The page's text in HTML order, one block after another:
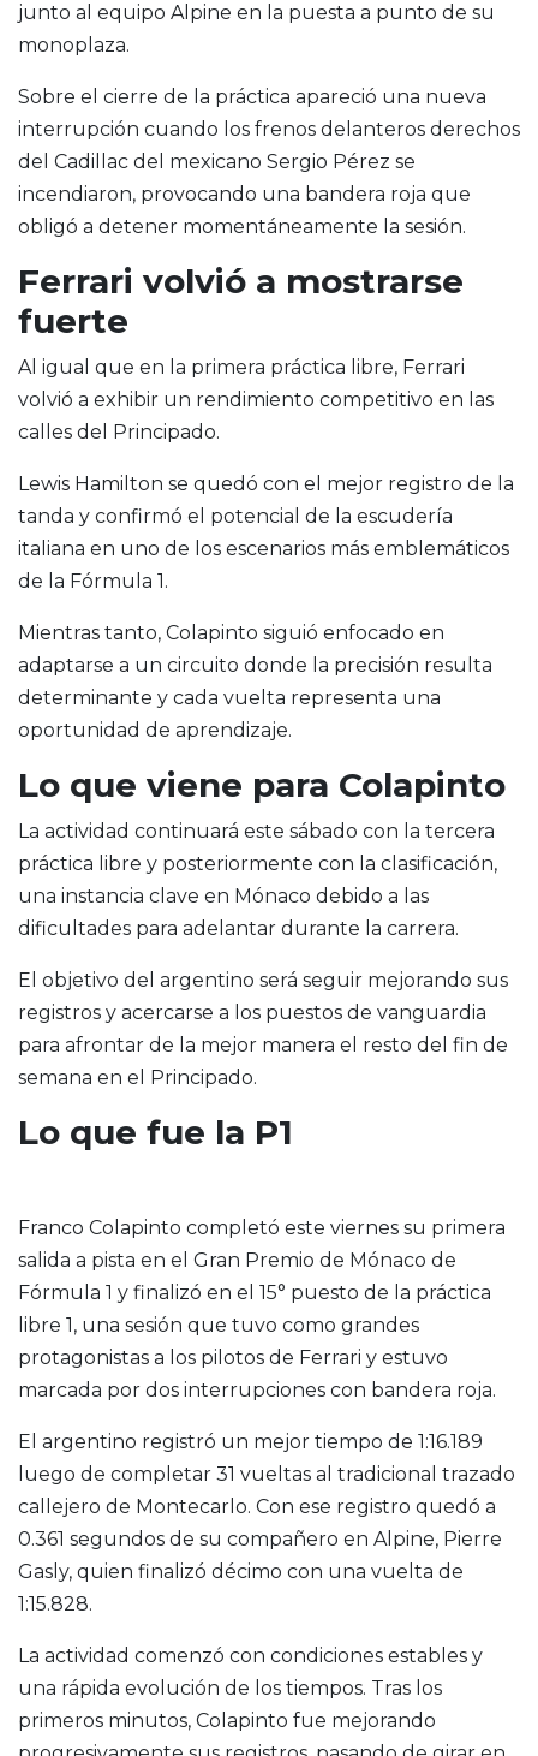
junto al equipo Alpine en la puesta a punto de su
monoplaza.
Sobre el cierre de la práctica apareció una nueva
interrupción cuando los frenos delanteros derechos
del Cadillac del mexicano Sergio Pérez se
incendiaron, provocando una bandera roja que
obligó a detener momentáneamente la sesión.
Ferrari volvió a mostrarse
fuerte
Al igual que en la primera práctica libre, Ferrari
volvió a exhibir un rendimiento competitivo en las
calles del Principado.
Lewis Hamilton se quedó con el mejor registro de la
tanda y confirmó el potencial de la escudería
italiana en uno de los escenarios más emblemáticos
de la Fórmula 1.
Mientras tanto, Colapinto siguió enfocado en
adaptarse a un circuito donde la precisión resulta
determinante y cada vuelta representa una
oportunidad de aprendizaje.
Lo que viene para Colapinto
La actividad continuará este sábado con la tercera
práctica libre y posteriormente con la clasificación,
una instancia clave en Mónaco debido a las
dificultades para adelantar durante la carrera.
El objetivo del argentino será seguir mejorando sus
registros y acercarse a los puestos de vanguardia
para afrontar de la mejor manera el resto del fin de
semana en el Principado.
Lo que fue la P1
Franco Colapinto completó este viernes su primera
salida a pista en el Gran Premio de Mónaco de
Fórmula 1 y finalizó en el 15° puesto de la práctica
libre 1, una sesión que tuvo como grandes
protagonistas a los pilotos de Ferrari y estuvo
marcada por dos interrupciones con bandera roja.
El argentino registró un mejor tiempo de 1:16.189
luego de completar 31 vueltas al tradicional trazado
callejero de Montecarlo. Con ese registro quedó a
0.361 segundos de su compañero en Alpine, Pierre
Gasly, quien finalizó décimo con una vuelta de
1:15.828.
La actividad comenzó con condiciones estables y
una rápida evolución de los tiempos. Tras los
primeros minutos, Colapinto fue mejorando